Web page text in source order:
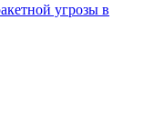
угрозы в